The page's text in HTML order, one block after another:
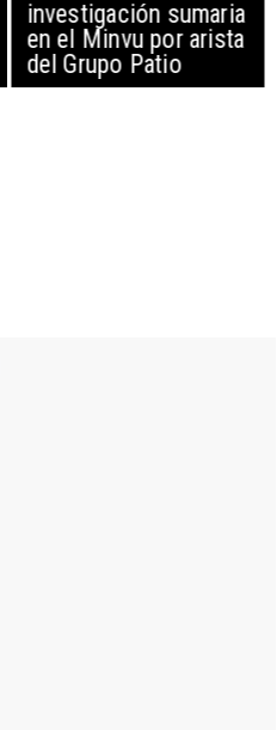
investigación sumaria
en el Minvu por arista
del Grupo Patio